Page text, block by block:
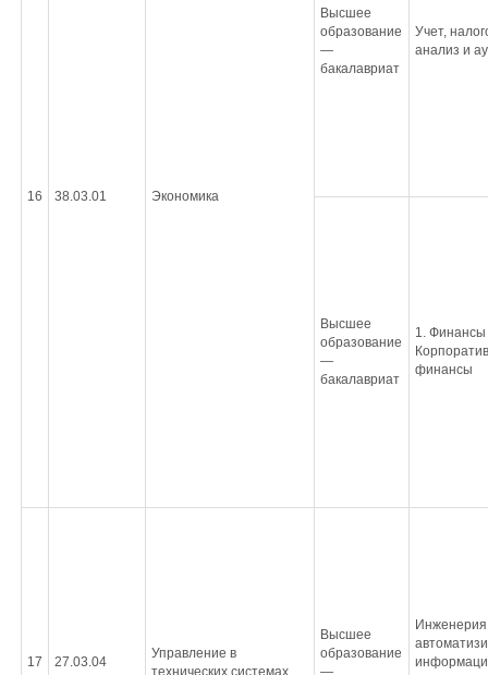
16 38.03.01 Экономика
Высшее
образование
—
бакалавриат
Учет,
анализ и
Высшее
образование
—
бакалавриат
1. Финансы
финансы
17 27.03.04
Управление в
технических системах
Высшее
образование
—
Инженерия